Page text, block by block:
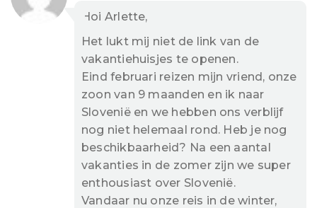
Hoi Arlette,
Het lukt mij niet de link van de
vakantiehuisjes te openen.
Eind februari reizen mijn vriend, onze
zoon van 9 maanden en ik naar
Slovenië en we hebben ons verblijf
nog niet helemaal rond. Heb je nog
beschikbaarheid? Na een aantal
vakanties in de zomer zijn we super
enthousiast over Slovenië.
Vandaar nu onze reis in de winter,